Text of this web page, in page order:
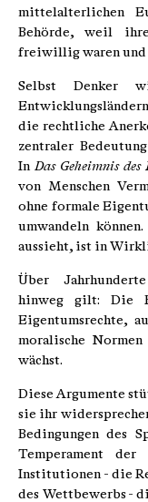
mittelalterlichen
Behörde, weil
freiwillig waren und
Selbst Denker
die rechtliche
zentraler
In Das Geheimnis
von Menschen
ohne formale
umwandeln
aussieht, ist in
Über
hinweg gilt: Die
Eigentumsrechte,
moralische
wächst.
Diese Argumente
sie ihr
Bedingungen des
Temperament
Institutionen - die
des Wettbewerbs -